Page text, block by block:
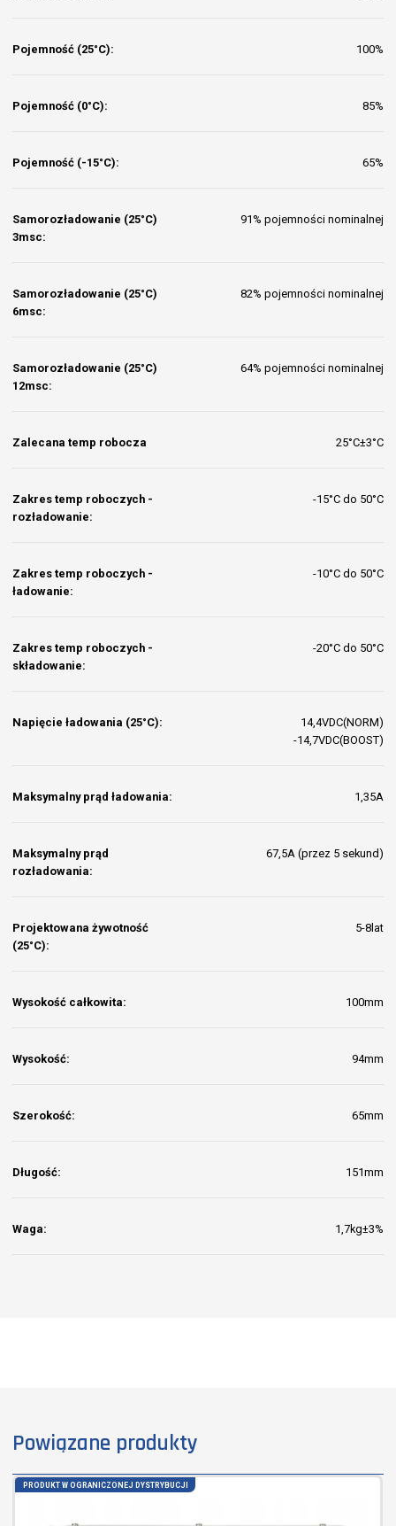
Pojemność (25°C): 100%
Pojemność (0°C): 85%
Pojemność (-15°C): 65%
Samorozładowanie (25°C)
3msc:
91% pojemności nominalnej
Samorozładowanie (25°C)
6msc:
82% pojemności nominalnej
Samorozładowanie (25°C)
12msc:
64% pojemności nominalnej
Zalecana temp robocza 25°C±3°C
Zakres temp roboczych -
rozładowanie:
-15°C do 50°C
Zakres temp roboczych -
ładowanie:
-10°C do 50°C
Zakres temp roboczych -
składowanie:
-20°C do 50°C
Napięcie ładowania (25°C):
14,4VDC(NORM)
-14,7VDC(BOOST)
Maksymalny prąd ładowania: 1,35A
Maksymalny prąd
rozładowania:
67,5A (przez 5 sekund)
Projektowana żywotność
(25°C):
5-8lat
Wysokość całkowita: 100mm
Wysokość: 94mm
Szerokość: 65mm
Długość: 151mm
Waga: 1,7kg±3%
Powiązane produkty
PRODUKT W OGRANICZONEJ DYSTRYBUCJI